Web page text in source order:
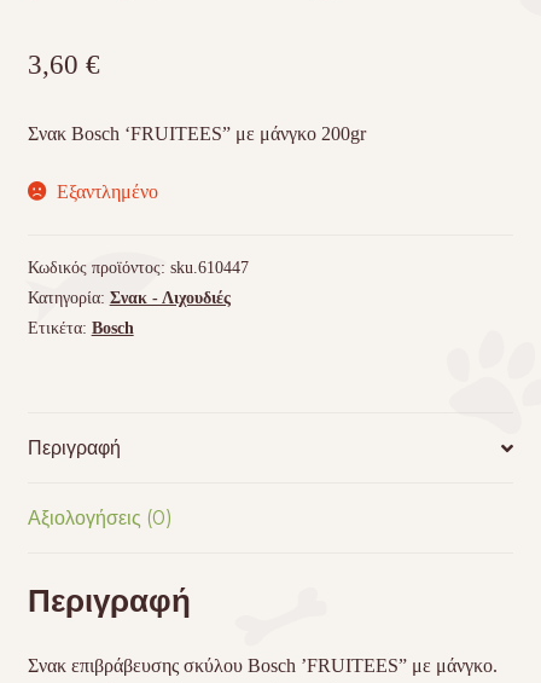
3,60 €
Σνακ Bosch ‘FRUITEES” με μάνγκο 200gr
Εξαντλημένο
Κωδικός προϊόντος: sku.610447
Κατηγορία: Σνακ - Λιχουδιές
Ετικέτα: Bosch
Περιγραφή
Αξιολογήσεις (0)
Περιγραφή
Σνακ επιβράβευσης σκύλου Bosch ’FRUITEES” με μάνγκο.